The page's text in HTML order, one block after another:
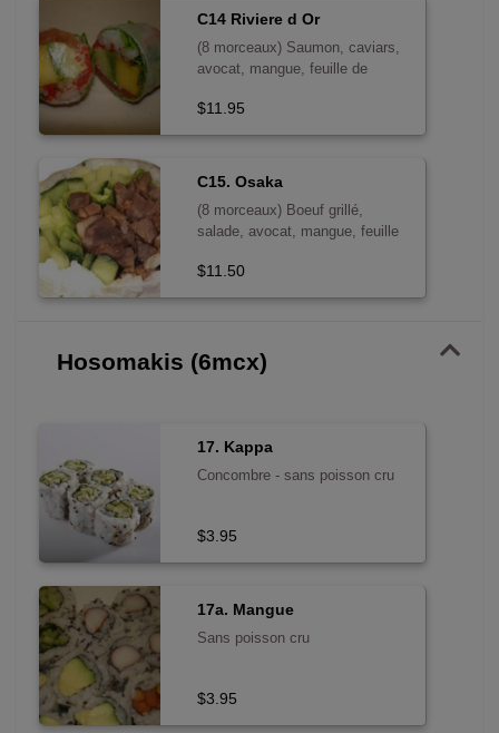
C14 Riviere d Or
(8 morceaux) Saumon, caviars,
avocat, mangue, feuille de
$11.95
C15. Osaka
(8 morceaux) Boeuf grillé,
salade, avocat, mangue, feuille
et sriracha
$11.50
Hosomakis (6mcx)
17. Kappa
Concombre - sans poisson cru
$3.95
17a. Mangue
Sans poisson cru
$3.95